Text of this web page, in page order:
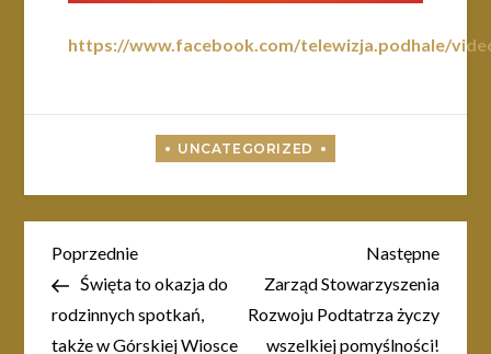
https://www.facebook.com/telewizja.podhale/
Nawigacja
wpisu
Poprzedni
wpis
Poprzednie
Święta to okazja do
rodzinnych spotkań,
także w Górskiej Wiosce
wpis
Następne
Zarząd Stowarzyszenia
Rozwoju Podtatrza życzy
wszelkiej pomyślności!